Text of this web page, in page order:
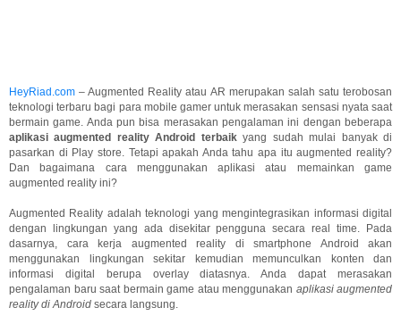
HeyRiad.com – Augmented Reality atau AR merupakan salah satu terobosan
teknologi terbaru bagi para mobile gamer untuk merasakan sensasi nyata saat
bermain game. Anda pun bisa merasakan pengalaman ini dengan beberapa
aplikasi augmented reality Android terbaikyang sudah mulai banyak di
pasarkan di Play store. Tetapi apakah Anda tahu apa itu augmented reality?
Dan bagaimana cara menggunakan aplikasi atau memainkan game
augmented reality ini?
Augmented Reality adalah teknologi yang mengintegrasikan informasi digital
dengan lingkungan yang ada disekitar pengguna secara real time. Pada
dasarnya, cara kerja augmented reality di smartphone Android akan
menggunakan lingkungan sekitar kemudian memunculkan konten dan
informasi digital berupa overlay diatasnya. Anda dapat merasakan
pengalaman baru saat bermain game atau menggunakan aplikasi augmented
reality di Android secara langsung.